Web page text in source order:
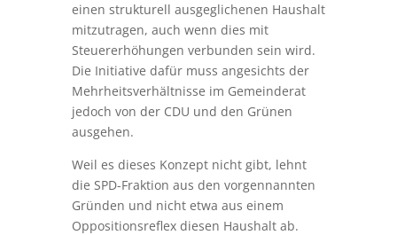
einen strukturell ausgeglichenen Haushalt
mitzutragen, auch wenn dies mit
Steuererhöhungen verbunden sein wird.
Die Initiative dafür muss angesichts der
Mehrheitsverhältnisse im Gemeinderat
jedoch von der CDU und den Grünen
ausgehen.
Weil es dieses Konzept nicht gibt, lehnt
die SPD-Fraktion aus den vorgennannten
Gründen und nicht etwa aus einem
Oppositionsreflex diesen Haushalt ab.